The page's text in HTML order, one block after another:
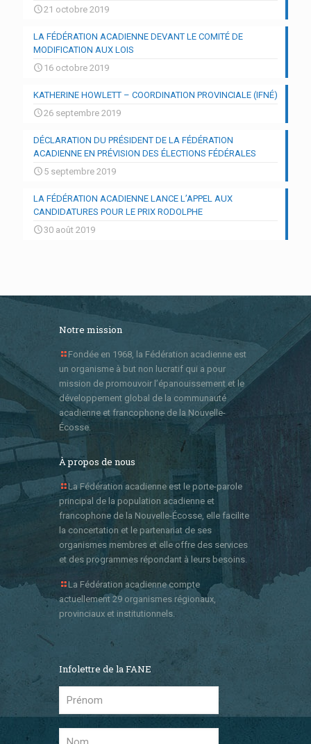
21 octobre 2019
LA FÉDÉRATION ACADIENNE DEVANT LE COMITÉ DE
MODIFICATION AUX LOIS
16 octobre 2019
KATHERINE HOWLETT – COORDINATION PROVINCIALE (IFNÉ)
26 septembre 2019
DÉCLARATION DU PRÉSIDENT DE LA FÉDÉRATION
ACADIENNE EN PRÉVISION DES ÉLECTIONS FÉDÉRALES
5 septembre 2019
LA FÉDÉRATION ACADIENNE LANCE L’APPEL AUX
CANDIDATURES POUR LE PRIX RODOLPHE
30 août 2019
Notre mission
Fondée en 1968, la Fédération acadienne est
un organisme à but non lucratif qui a pour
mission de promouvoir l’épanouissement et le
développement global de la communauté
acadienne et francophone de la Nouvelle-
Écosse.
À propos de nous
La Fédération acadienne est le porte-parole
principal de la population acadienne et
francophone de la Nouvelle-Écosse, elle facilite
la concertation et le partenariat de ses
organismes membres et elle offre des services
et des programmes répondant à leurs besoins.
La Fédération acadienne compte
actuellement 29 organismes régionaux,
provinciaux et institutionnels.
Infolettre de la FANE